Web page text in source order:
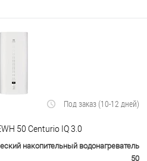
Под заказ (10-12 дней)
50 Centurio IQ 3.0
накопительный водонагреватель
50